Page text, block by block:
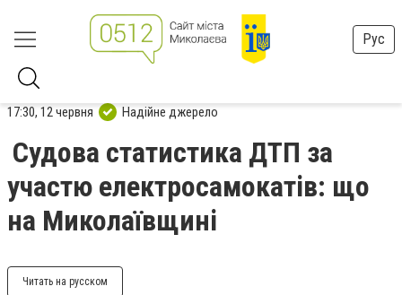
Рус
17:30, 12 червня Надійне джерело
Судова статистика ДТП за
участю електросамокатів: що
на Миколаївщині
Читать на русском